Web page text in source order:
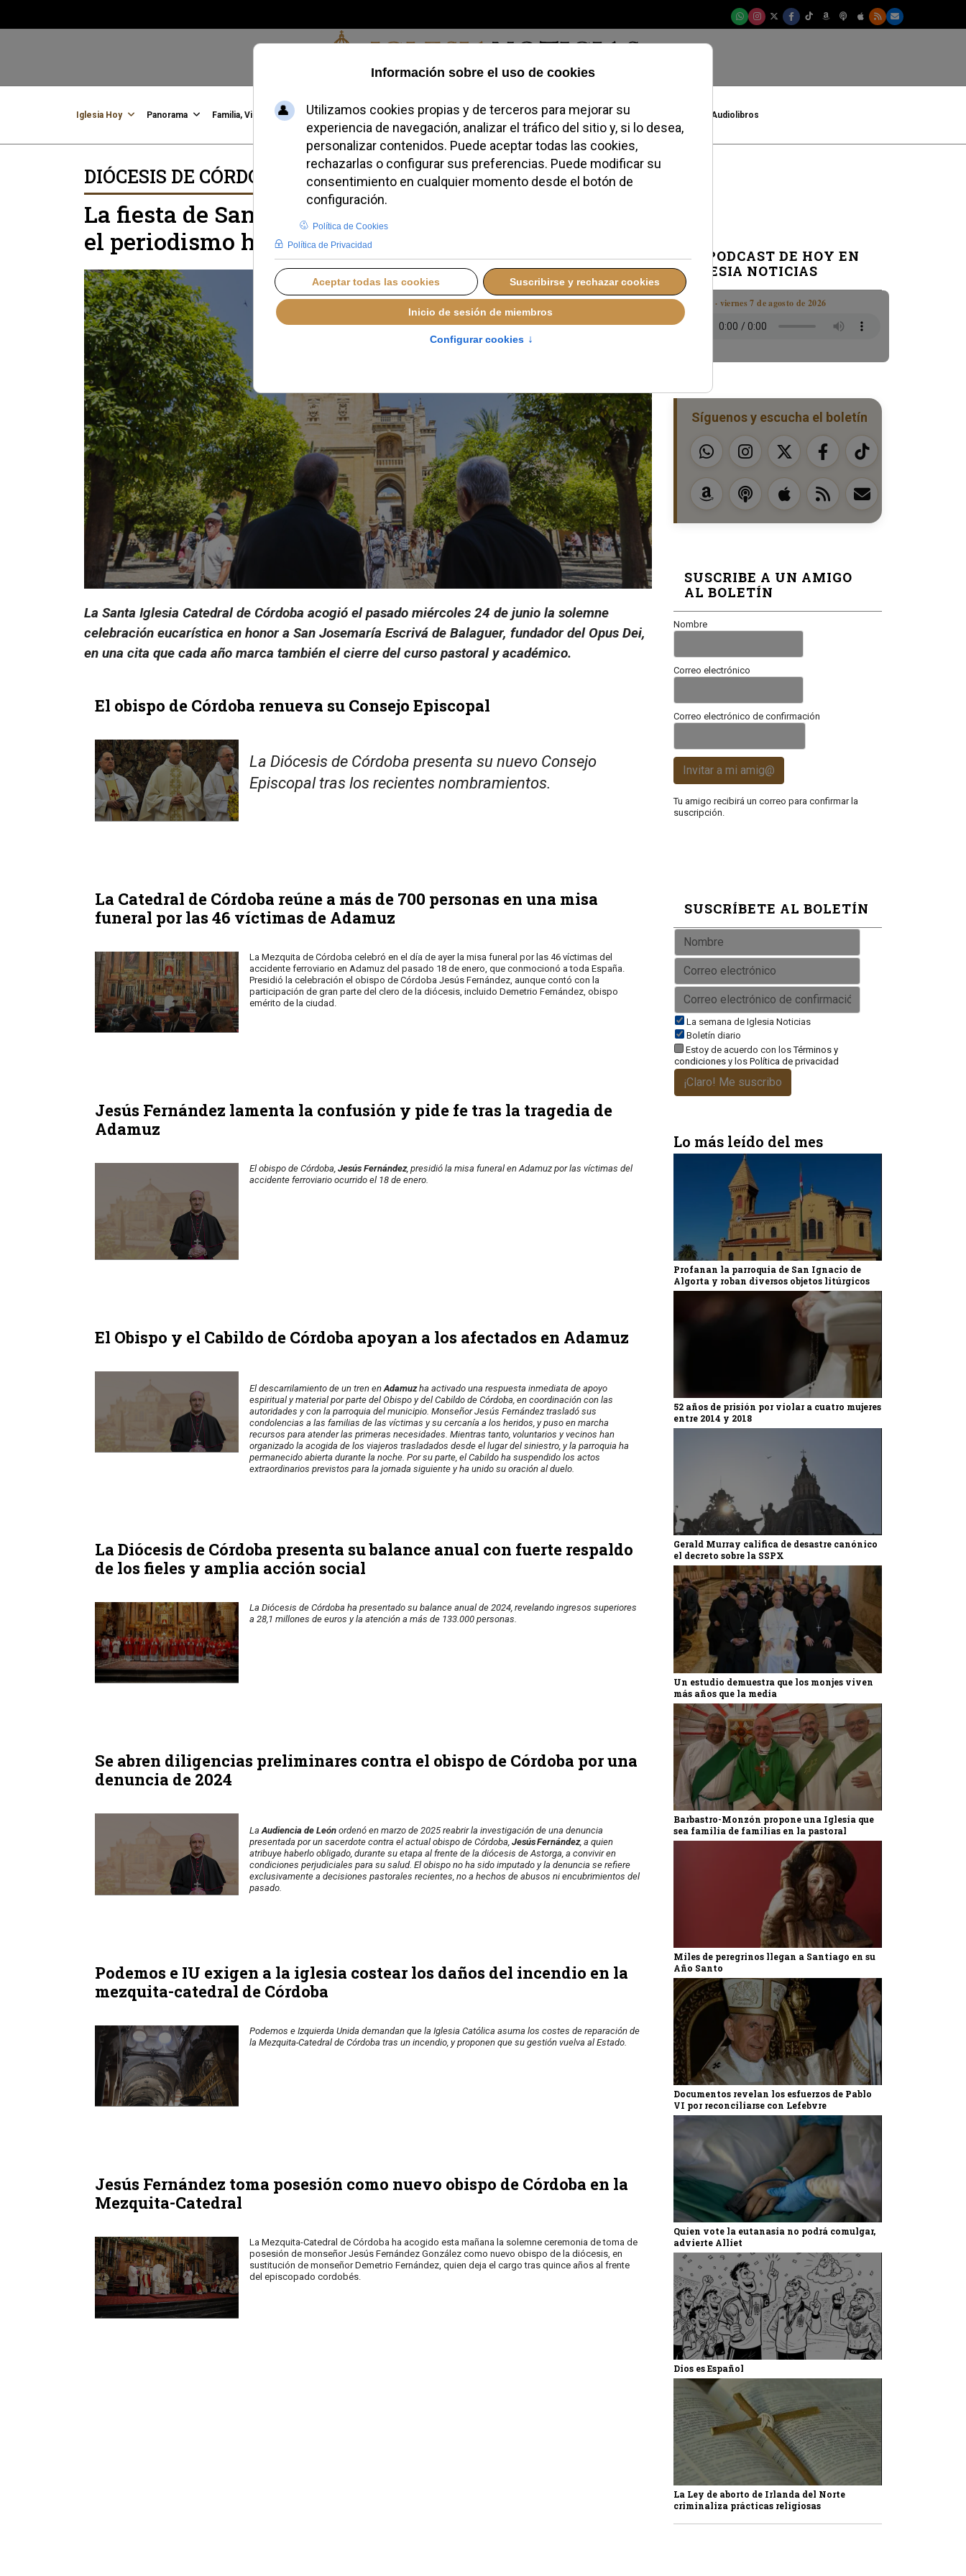
Viernes, 07 de agosto de 2026
Iglesia Hoy Panorama Familia, Vida, Identidad Credofobiómetro Blogs Temas Buscar #JovenesConFe Podcast Audiolibros
DIÓCESIS DE CÓRDOBA
La fiesta de San Josemaría en Córdoba reivindica
el periodismo honesto y limpio
La Santa Iglesia Catedral de Córdoba acogió el pasado miércoles 24 de junio la solemne
celebración eucarística en honor a San Josemaría Escrivá de Balaguer, fundador del Opus Dei,
en una cita que cada año marca también el cierre del curso pastoral y académico.
El obispo de Córdoba renueva su Consejo Episcopal
La Diócesis de Córdoba presenta su nuevo Consejo
Episcopal tras los recientes nombramientos.
La Catedral de Córdoba reúne a más de 700 personas en una misa
funeral por las 46 víctimas de Adamuz
La Mezquita de Córdoba celebró en el día de ayer la misa funeral por las 46 víctimas del
accidente ferroviario en Adamuz del pasado 18 de enero, que conmocionó a toda España.
Presidió la celebración el obispo de Córdoba Jesús Fernández, aunque contó con la
participación de gran parte del clero de la diócesis, incluido Demetrio Fernández, obispo
emérito de la ciudad.
Jesús Fernández lamenta la confusión y pide fe tras la tragedia de
Adamuz
El obispo de Córdoba, Jesús Fernández, presidió la misa funeral en Adamuz por las víctimas del
accidente ferroviario ocurrido el 18 de enero.
El Obispo y el Cabildo de Córdoba apoyan a los afectados en Adamuz
El descarrilamiento de un tren en Adamuzha activado una respuesta inmediata de apoyo
espiritual y material por parte del Obispo y del Cabildo de Córdoba, en coordinación con las
autoridades y con la parroquia del municipio. Monseñor Jesús Fernández trasladó sus
condolencias a las familias de las víctimas y su cercanía a los heridos, y puso en marcha
recursos para atender las primeras necesidades. Mientras tanto, voluntarios y vecinos han
organizado la acogida de los viajeros trasladados desde el lugar del siniestro, y la parroquia ha
permanecido abierta durante la noche. Por su parte, el Cabildo ha suspendido los actos
extraordinarios previstos para la jornada siguiente y ha unido su oración al duelo.
La Diócesis de Córdoba presenta su balance anual con fuerte respaldo
de los fieles y amplia acción social
La Diócesis de Córdoba ha presentado su balance anual de 2024, revelando ingresos superiores
a 28,1 millones de euros y la atención a más de 133.000 personas.
Se abren diligencias preliminares contra el obispo de Córdoba por una
denuncia de 2024
LaAudiencia de León ordenó en marzo de 2025 reabrir la investigación de una denuncia
presentada por un sacerdote contra el actual obispo de Córdoba, Jesús Fernández, a quien
atribuye haberlo obligado, durante su etapa al frente de la diócesis de Astorga, a convivir en
condiciones perjudiciales para su salud. El obispo no ha sido imputado y la denuncia se refiere
exclusivamente a decisiones pastorales recientes, no a hechos de abusos ni encubrimientos del
pasado.
Podemos e IU exigen a la iglesia costear los daños del incendio en la
mezquita-catedral de Córdoba
Podemos e Izquierda Unida demandan que la Iglesia Católica asuma los costes de reparación de
la Mezquita-Catedral de Córdoba tras un incendio, y proponen que su gestión vuelva al Estado.
Jesús Fernández toma posesión como nuevo obispo de Córdoba en la
Mezquita-Catedral
La Mezquita-Catedral de Córdoba ha acogido esta mañana la solemne ceremonia de toma de
posesión de monseñor Jesús Fernández González como nuevo obispo de la diócesis, en
sustitución de monseñor Demetrio Fernández, quien deja el cargo tras quince años al frente
del episcopado cordobés.
EL PODCAST DE HOY EN
IGLESIA NOTICIAS
Boletín · viernes 7 de agosto de 2026
Síguenos y escucha el boletín
SUSCRIBE A UN AMIGO
AL BOLETÍN
Nombre
Correo electrónico
Correo electrónico de confirmación
Invitar a mi amig@
Tu amigo recibirá un correo para confirmar la
suscripción.
SUSCRÍBETE AL BOLETÍN
La semana de Iglesia Noticias
Boletín diario
Estoy de acuerdo con losTérminos y
condiciones y los Política de privacidad
¡Claro! Me suscribo
Lo más leído del mes
Profanan la parroquia de San Ignacio de
Algorta y roban diversos objetos litúrgicos
52 años de prisión por violar a cuatro mujeres
entre 2014 y 2018
Gerald Murray califica de desastre canónico
el decreto sobre la SSPX
Un estudio demuestra que los monjes viven
más años que la media
Barbastro-Monzón propone una Iglesia que
sea familia de familias en la pastoral
Miles de peregrinos llegan a Santiago en su
Año Santo
Documentos revelan los esfuerzos de Pablo
VI por reconciliarse con Lefebvre
Quien vote la eutanasia no podrá comulgar,
advierte Alliet
Dios es Español
La Ley de aborto de Irlanda del Norte
criminaliza prácticas religiosas